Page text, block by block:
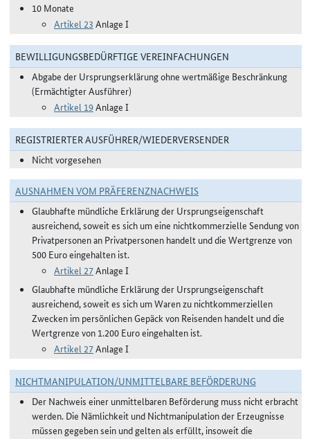
10 Monate
Artikel 23 Anlage I
BEWILLIGUNGSBEDÜRFTIGE VEREINFACHUNGEN
Abgabe der Ursprungserklärung ohne wertmäßige Beschränkung
(Ermächtigter Ausführer)
Artikel 19Anlage I
REGISTRIERTER AUSFÜHRER/WIEDERVERSENDER
Nicht vorgesehen
AUSNAHMEN VOM PRÄFERENZNACHWEIS
Glaubhafte mündliche Erklärung der Ursprungseigenschaft
ausreichend, soweit es sich um eine nichtkommerzielle Sendung von
Privatpersonen an Privatpersonen handelt und die Wertgrenze von
500 Euro eingehalten ist.
Artikel 27Anlage I
Glaubhafte mündliche Erklärung der Ursprungseigenschaft
ausreichend, soweit es sich um Waren zu nichtkommerziellen
Zwecken im persönlichen Gepäck von Reisenden handelt und die
Wertgrenze von 1.200 Euro eingehalten ist.
Artikel 27Anlage I
NICHTMANIPULATION/UNMITTELBARE BEFÖRDERUNG
Der Nachweis einer unmittelbaren Beförderung muss nicht erbracht
werden. Die Nämlichkeit und Nichtmanipulation der Erzeugnisse
müssen gegeben sein und gelten als erfüllt, insoweit die